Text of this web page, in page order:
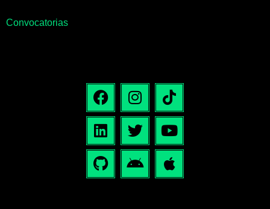
Convocatorias